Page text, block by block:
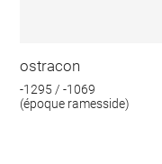
ostracon
-1295 / -1069
(époque ramesside)